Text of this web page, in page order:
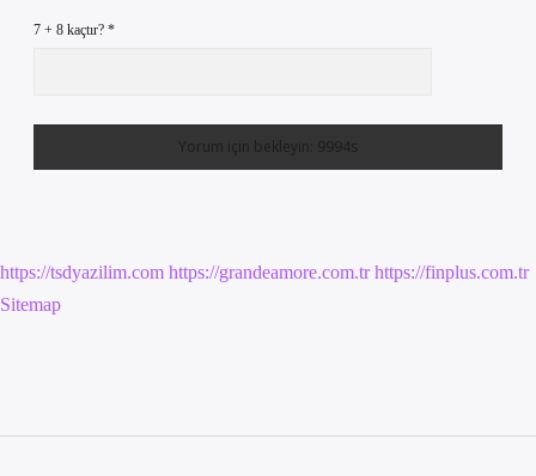
7 + 8 kaçtır? *
https://tsdyazilim.com https://grandeamore.com.tr https://finplus.com.tr
Sitemap